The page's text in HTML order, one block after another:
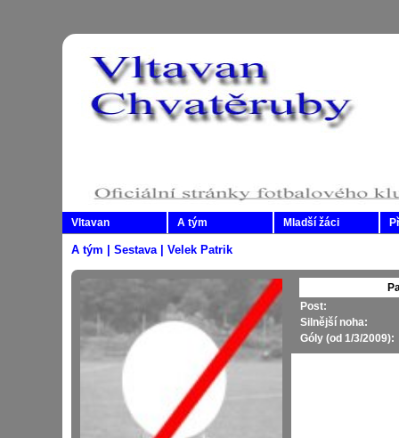
Vltavan A tým Mladší žáci
A tým | Sestava | Velek Patrik
Post:
Silnější noha:
Góly (od 1/3/2009):